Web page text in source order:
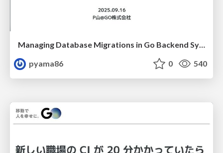
Managing Database Migrations in Go Backend Systems
pyama86
0 540